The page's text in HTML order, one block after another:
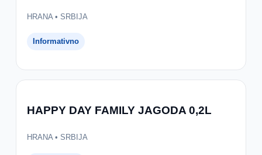
HRANA • SRBIJA
Informativno
HAPPY DAY FAMILY JAGODA 0,2L
HRANA • SRBIJA